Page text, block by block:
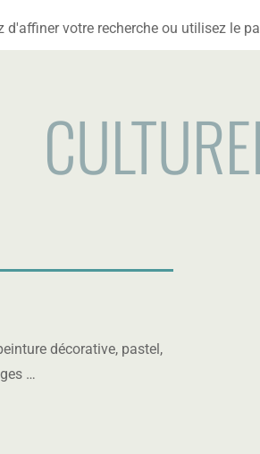
d'affiner votre recherche ou utilisez le
décorative, pastel,
…